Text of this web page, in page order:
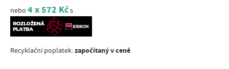
nebo 4 x 572 Kčs
Recyklační poplatek:započítaný v ceně